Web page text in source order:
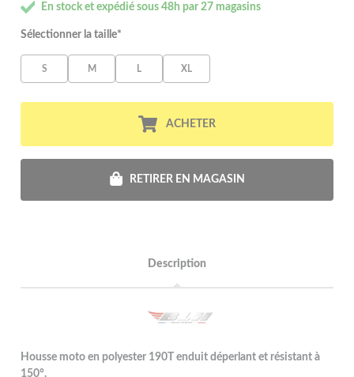
En stock et expédié sous 48h par 27 magasins
Sélectionner la taille*
S M L XL
ACHETER
RETIRER EN MAGASIN
Description
Housse moto en polyester 190T enduit déperlant et résistant à
150°.